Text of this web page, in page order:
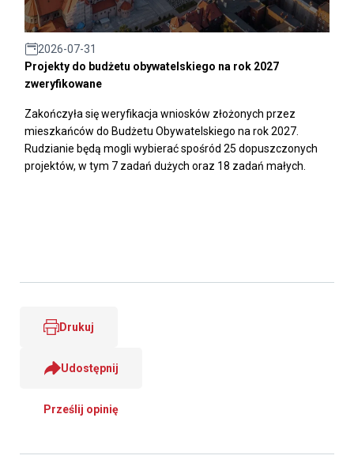
2026-07-31
Projekty do budżetu obywatelskiego na rok 2027
zweryfikowane
Zakończyła się weryfikacja wniosków złożonych przez
mieszkańców do Budżetu Obywatelskiego na rok 2027.
Rudzianie będą mogli wybierać spośród 25 dopuszczonych
projektów, w tym 7 zadań dużych oraz 18 zadań małych.
Drukuj
Udostępnij
Prześlij opinię